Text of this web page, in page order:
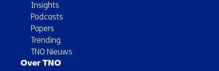
Insights
Podcasts
Papers
Trending
TNO Nieuws
Over TNO